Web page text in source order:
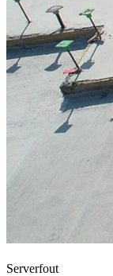
Serverfout